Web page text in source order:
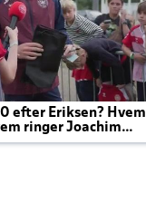
efter Eriksen? Hvem
ringer Joachim